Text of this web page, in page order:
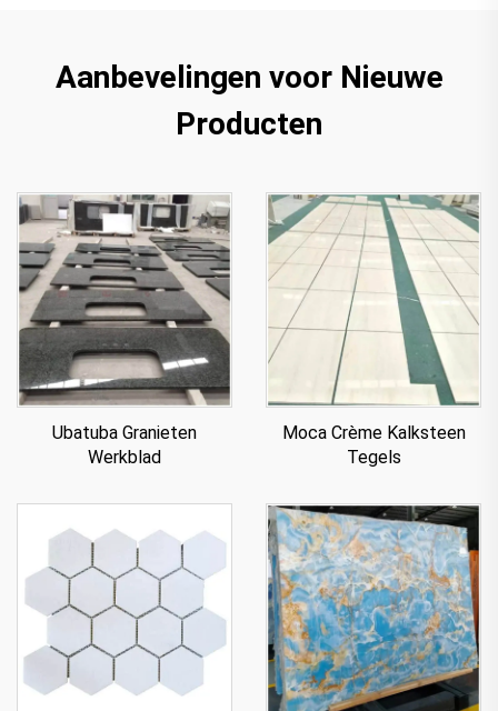
Aanbevelingen voor Nieuwe
Producten
Ubatuba Granieten
Werkblad
Moca Crème Kalksteen
Tegels